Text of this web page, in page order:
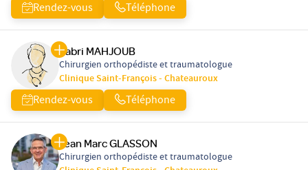
Rendez-vous Téléphone
Sabri MAHJOUB
Chirurgien orthopédiste et traumatologue
Clinique Saint-François - Chateauroux
Rendez-vous Téléphone
Jean Marc GLASSON
Chirurgien orthopédiste et traumatologue